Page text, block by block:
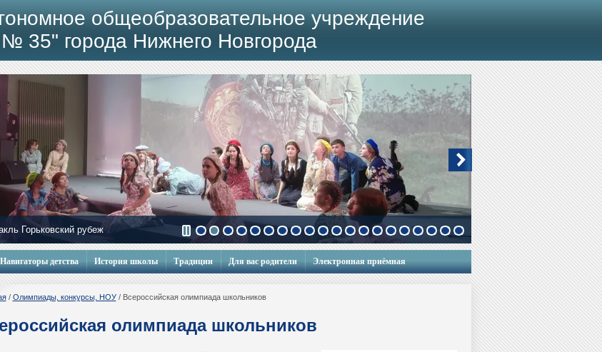
городок
общеобразовательное учреждение
35" города Нижнего Новгорода
Навигаторы детства История школы Традиции Для вас родители Электронная приёмная
/ Олимпиады, конкурсы, НОУ/ Всероссийская олимпиада школьников
олимпиада школьников